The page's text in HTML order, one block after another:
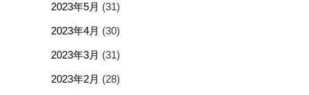
2023年5月 (31)
2023年4月 (30)
2023年3月 (31)
2023年2月 (28)